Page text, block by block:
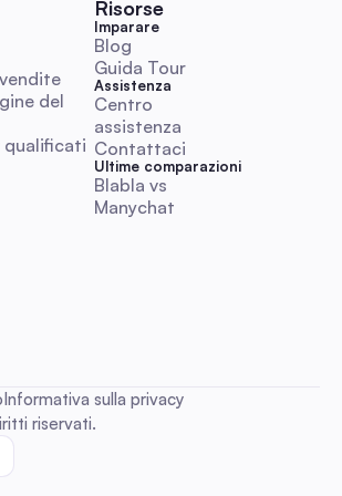
della Gentilezza 2025:
con l'Automazione per i Social
e pronta all'uso con calendario del fuso
DM/commento pronti da incollare, regole
di lavoro automatizzati. Risparmia tempo
di gentilezza affidabili con modelli KPI e
etiche.
Commenti e Messaggi Diretti
chatgpt: Guida completa 2026
sociale ROI per marketer
focalizzato sull'Australia che confronta
(AUD) per l'automazione dei social
del
Risorse
Imparare
Blog
Guida Tour
Assistenza
Centro
assistenza
Contattaci
Ultime comparazioni
Blabla vs
Manychat
Informativa sulla privacy
riservati.